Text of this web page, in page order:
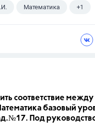
Математика +1
соответствие между
базовый
Под